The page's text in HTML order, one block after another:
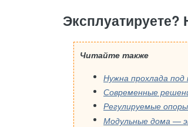
Читайте также
Нужна прохлада
Современные
Регулируемые